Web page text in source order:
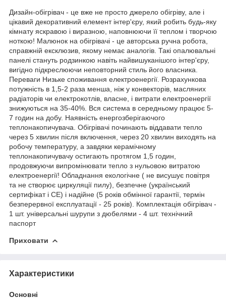
Дизайн-обігрівач - це вже не просто джерело обігріву, але і
цікавий декоративний елемент інтер'єру, який робить будь-яку
кімнату яскравою і виразною, наповнюючи її теплом і творчою
ноткою! Малюнок на обігрівачі - це авторська ручна робота,
справжній ексклюзив, якому немає аналогів. Такі опалювальні
панелі стануть родзинкою навіть найвишуканішого інтер'єру,
вигідно підкреслюючи неповторний стиль його власника.
Переваги Низьке споживання електроенергії. Розрахункова
потужність в 1,5-2 раза менша, ніж у конвекторів, масляних
радіаторів чи електрокотлів, власне, і витрати електроенергії
знижуються на 35-40%. Вся система в середньому працює 5-
7 годин на добу. Наявність енергозберігаючого
теплонакопичувача. Обігрівачі починають віддавати тепло
через 5 хвилин після включення, через 20 хвилин виходять на
робочу температуру, а завдяки керамічному
теплонакопичувачу остигають протягом 1,5 годин,
продовжуючи випромінювати тепло з нульовою витратою
електроенергії! Обладнання екологічне ( не висушує повітря
та не створює циркуляції пилу), безпечне (український
сертифікат і СЕ) і надійне (5 років обмінної гарантії, термін
безперервної експлуатації - 25 років). Комплектація обігрівач -
1 шт. універсальні шурупи з дюбелями - 4 шт. технічний
паспорт
Приховати
Характеристики
Основні